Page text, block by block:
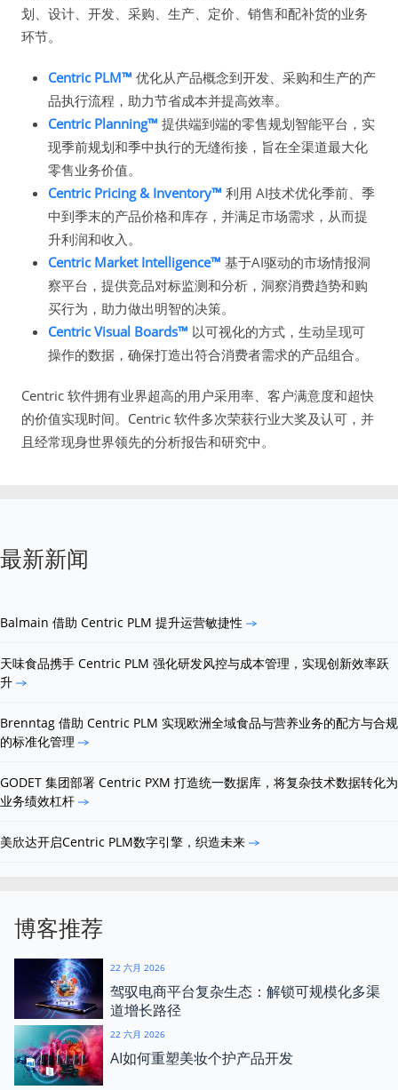
划、设计、开发、采购、生产、定价、销售和配补货的业务
环节。
Centric PLM™ 优化从产品概念到开发、采购和生产的产
品执行流程，助力节省成本并提高效率。
Centric Planning™ 提供端到端的零售规划智能平台，实
现季前规划和季中执行的无缝衔接，旨在全渠道最大化
零售业务价值。
Centric Pricing & Inventory™ 利用 AI技术优化季前、季
中到季末的产品价格和库存，并满足市场需求，从而提
升利润和收入。
Centric Market Intelligence™ 基于AI驱动的市场情报洞
察平台，提供竞品对标监测和分析，洞察消费趋势和购
买行为，助力做出明智的决策。
Centric Visual Boards™ 以可视化的方式，生动呈现可
操作的数据，确保打造出符合消费者需求的产品组合。
Centric 软件拥有业界超高的用户采用率、客户满意度和超快
的价值实现时间。Centric 软件多次荣获行业大奖及认可，并
且经常现身世界领先的分析报告和研究中。
最新新闻
Balmain 借助 Centric PLM 提升运营敏捷性
天味食品携手 Centric PLM 强化研发风控与成本管理，实现创新效率跃
升
Brenntag 借助 Centric PLM 实现欧洲全域食品与营养业务的配方与合规
的标准化管理
GODET 集团部署 Centric PXM 打造统一数据库，将复杂技术数据转化为
业务绩效杠杆
美欣达开启Centric PLM数字引擎，织造未来
博客推荐
22 六月 2026
驾驭电商平台复杂生态：解锁可规模化多渠
道增长路径
22 六月 2026
AI如何重塑美妆个护产品开发